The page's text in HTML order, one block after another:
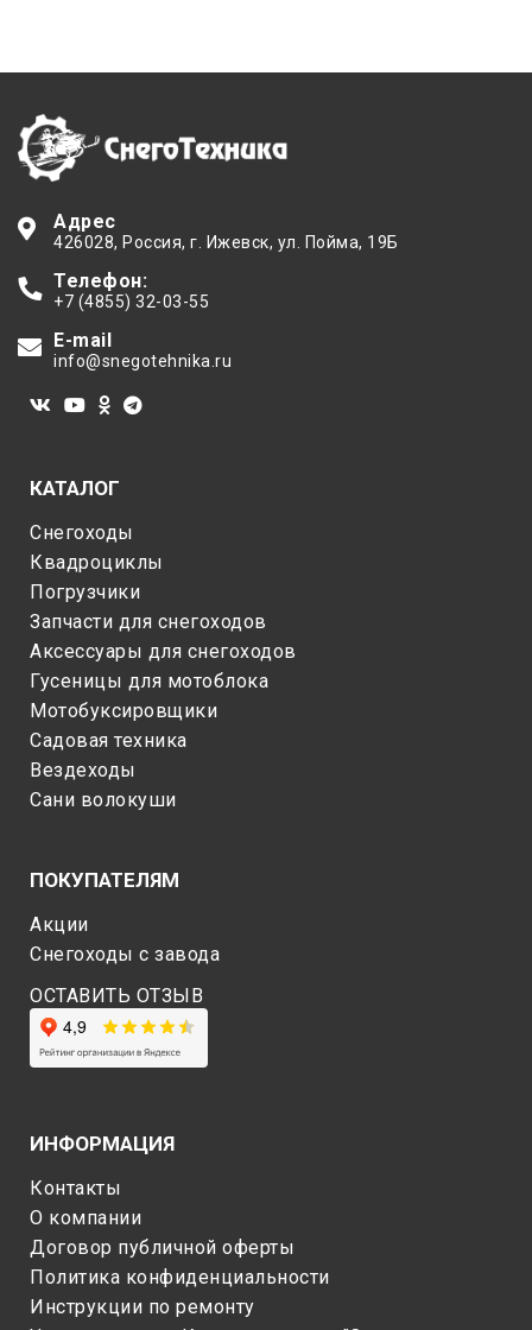
Адрес
426028, Россия, г. Ижевск, ул. Пойма, 19Б
Телефон:
+7 (4855) 32-03-55
E-mail
info@snegotehnika.ru
КАТАЛОГ
Снегоходы
Квадроциклы
Погрузчики
Запчасти для снегоходов
Аксессуары для снегоходов
Гусеницы для мотоблока
Мотобуксировщики
Садовая техника
Вездеходы
Сани волокуши
ПОКУПАТЕЛЯМ
Акции
Снегоходы c завода
ОСТАВИТЬ ОТЗЫВ
ИНФОРМАЦИЯ
Контакты
О компании
Договор публичной оферты
Политика конфиденциальности
Инструкции по ремонту